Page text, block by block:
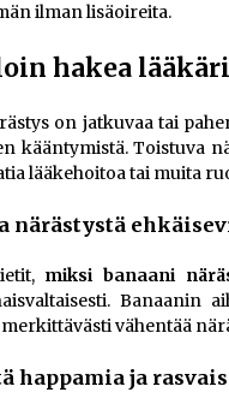
ilman lisäoireita.
hakea
on jatkuvaa tai
kääntymistä. Toistuva
lääkehoitoa tai muita
närästystä
miksi banaani
Banaanin
vähentää
happamia ja